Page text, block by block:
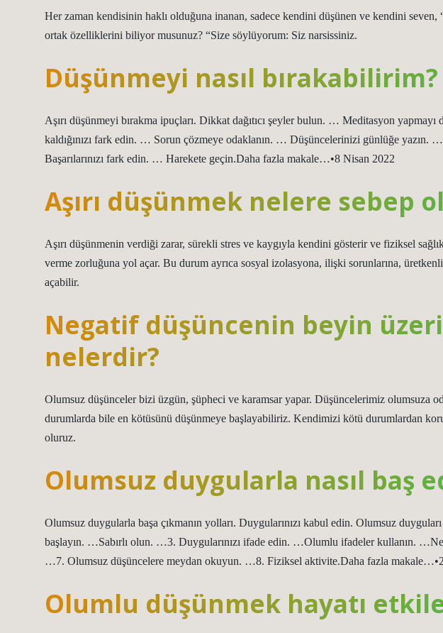
Her zaman kendisinin haklı olduğuna inanan, sadece kendini düşünen ve kendini seven,
ortak özelliklerini biliyor musunuz? “Size söylüyorum: Siz narsissiniz.
Düşünmeyi nasıl bırakabilirim?
Aşırı düşünmeyi bırakma ipuçları. Dikkat dağıtıcı şeyler bulun. … Meditasyon
kaldığınızı fark edin. … Sorun çözmeye odaklanın. … Düşüncelerinizi günlüğe yazın.
Başarılarınızı fark edin. … Harekete geçin.Daha fazla makale…•8 Nisan 2022
Aşırı düşünmek nelere sebep
Aşırı düşünmenin verdiği zarar, sürekli stres ve kaygıyla kendini gösterir ve fiziksel
verme zorluğuna yol açar. Bu durum ayrıca sosyal izolasyona, ilişki sorunlarına,
açabilir.
Negatif düşüncenin beyin
nelerdir?
Olumsuz düşünceler bizi üzgün, şüpheci ve karamsar yapar. Düşüncelerimiz olumsuza
durumlarda bile en kötüsünü düşünmeye başlayabiliriz. Kendimizi kötü durumlardan
oluruz.
Olumsuz duygularla nasıl baş
Olumsuz duygularla başa çıkmanın yolları. Duygularınızı kabul edin. Olumsuz
başlayın. …Sabırlı olun. …3. Duygularınızı ifade edin. …Olumlu ifadeler kullanın.
…7. Olumsuz düşüncelere meydan okuyun. …8. Fiziksel aktivite.Daha fazla
Olumlu düşünmek hayatı